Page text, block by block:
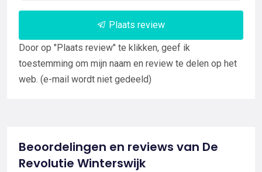
Plaats review
Door op "Plaats review" te klikken, geef ik
toestemming om mijn naam en review te delen op het
web. (e-mail wordt niet gedeeld)
Beoordelingen en reviews van De
Revolutie Winterswijk